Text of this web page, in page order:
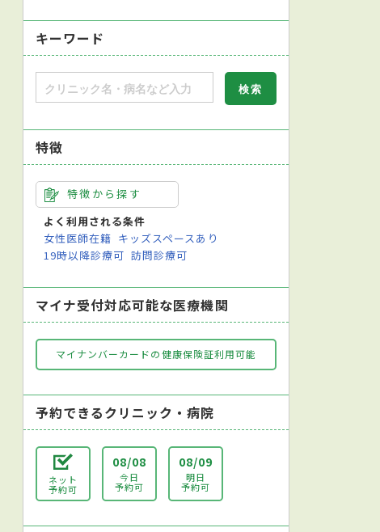
心臓超音波（エコー）検査 心電図検査
キーワード
特徴
特徴から探す
よく利用される条件
女性医師在籍 キッズスペースあり
19時以降診療可 訪問診療可
マイナ受付対応可能な医療機関
マイナンバーカードの健康保険証利用可能
予約できるクリニック・病院
ネット
予約可
08/08
今日
予約可
08/09
明日
予約可